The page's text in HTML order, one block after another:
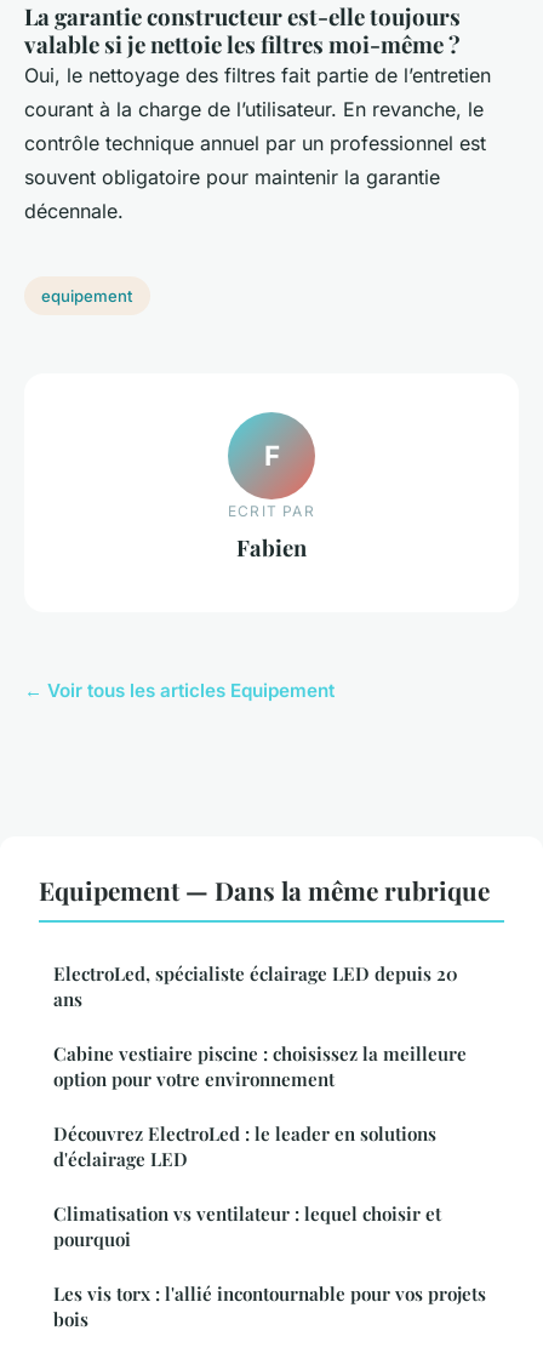
La garantie constructeur est-elle toujours
valable si je nettoie les filtres moi-même ?
Oui, le nettoyage des filtres fait partie de l’entretien
courant à la charge de l’utilisateur. En revanche, le
contrôle technique annuel par un professionnel est
souvent obligatoire pour maintenir la garantie
décennale.
equipement
F
ECRIT PAR
Fabien
← Voir tous les articles Equipement
Equipement — Dans la même rubrique
ElectroLed, spécialiste éclairage LED depuis 20
ans
Cabine vestiaire piscine : choisissez la meilleure
option pour votre environnement
Découvrez ElectroLed : le leader en solutions
d'éclairage LED
Climatisation vs ventilateur : lequel choisir et
pourquoi
Les vis torx : l'allié incontournable pour vos projets
bois